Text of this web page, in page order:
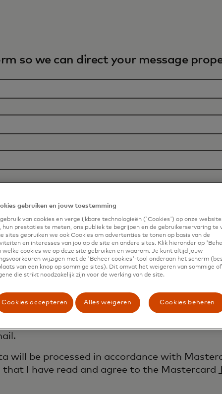
so we can direct your message
Inc. and its affiliates ('Mastercard') may
products, services and events, as well as
I confirm that I am also happy to be
that I am free to withdraw my
will be processed in accordance with
I have read and agree to the Mastercard
gebruiken en jouw toestemming
van cookies en vergelijkbare technologieën ('Cookies') op onze
hun prestaties te meten, ons publiek te begrijpen en de gebruikerservaring te
sites gebruiken we ook Cookies om advertenties te tonen op basis van de
en interesses van jou op de site en andere sites. Klik hieronder op
welke cookies we op deze site gebruiken en waarom. Je kunt altijd jouw
wijzigen met de 'Beheer cookies'-tool onderaan het scherm
van een knop op sommige sites). Dit omvat het weigeren van sommige
die strikt noodzakelijk zijn voor de werking van de site.
Cookies accepteren Alles weigeren Cookies beheren